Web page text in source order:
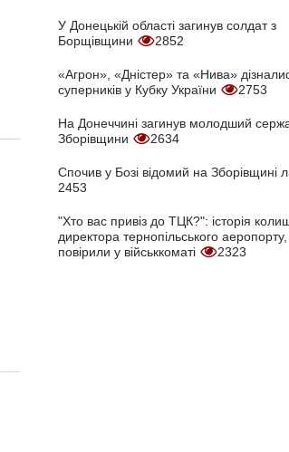
У Донецькій області загинув солдат з
Борщівщини
2852
«Агрон», «Дністер» та «Нива»
суперників у Кубку України
2753
На Донеччині загинув молодший
Зборівщини
2634
Спочив у Бозі відомий на Зборівщині
2453
"Хто вас привіз до ТЦК?": історія
директора тернопільського
повірили у військкоматі
2323